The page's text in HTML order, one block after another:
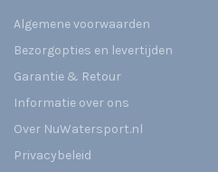
Algemene voorwaarden
Bezorgopties en levertijden
Garantie & Retour
Informatie over ons
Over NuWatersport.nl
Privacybeleid